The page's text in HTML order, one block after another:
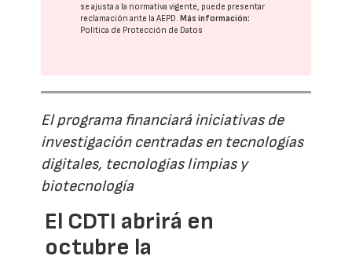
se ajusta a la normativa vigente, puede presentar
reclamación ante laAEPD .Más información:
Política de Protección de Datos
El programa financiará iniciativas de
investigación centradas en tecnologías
digitales, tecnologías limpias y
biotecnología
El CDTI abrirá en
octubre la